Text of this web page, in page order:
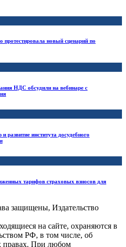
новый сценарий по
НДС обсудили на вебинаре с
развитие института досудебного
тарифов страховых взносов для
защищены, Издательство
на сайте, охраняются в
РФ, в том числе, об
правах. При любом